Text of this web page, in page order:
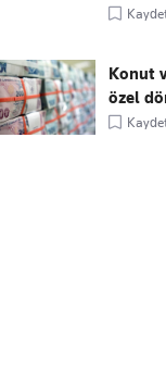
Konut
özel